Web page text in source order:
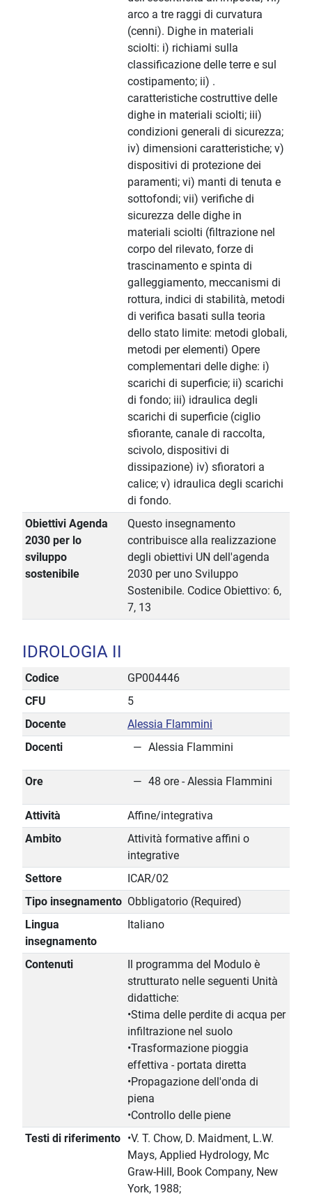
arco a tre raggi di curvatura
(cenni). Dighe in materiali
sciolti: i) richiami sulla
classificazione delle terre e sul
costipamento; ii) .
caratteristiche costruttive delle
dighe in materiali sciolti; iii)
condizioni generali di sicurezza;
iv) dimensioni caratteristiche; v)
dispositivi di protezione dei
paramenti; vi) manti di tenuta e
sottofondi; vii) verifiche di
sicurezza delle dighe in
materiali sciolti (filtrazione nel
corpo del rilevato, forze di
trascinamento e spinta di
galleggiamento, meccanismi di
rottura, indici di stabilità, metodi
di verifica basati sulla teoria
dello stato limite: metodi globali,
metodi per elementi) Opere
complementari delle dighe: i)
scarichi di superficie; ii) scarichi
di fondo; iii) idraulica degli
scarichi di superficie (ciglio
sfiorante, canale di raccolta,
scivolo, dispositivi di
dissipazione) iv) sfioratori a
calice; v) idraulica degli scarichi
di fondo.
Obiettivi Agenda
2030 per lo
sviluppo
sostenibile
Questo insegnamento
contribuisce alla realizzazione
degli obiettivi UN dell'agenda
2030 per uno Sviluppo
Sostenibile. Codice Obiettivo: 6,
7, 13
IDROLOGIA II
Codice
GP004446
CFU
5
Docente
Alessia Flammini
Docenti
Alessia Flammini
Ore 48 ore - Alessia Flammini
Attività
Affine/integrativa
Ambito
Attività formative affini o
integrative
Settore
ICAR/02
Tipo insegnamento Obbligatorio (Required)
Lingua
insegnamento
Italiano
Contenuti
Il programma del Modulo è
strutturato nelle seguenti Unità
didattiche:
•Stima delle perdite di acqua per
infiltrazione nel suolo
•Trasformazione pioggia
effettiva - portata diretta
•Propagazione dell'onda di
piena
•Controllo delle piene
Testi di riferimento •V. T. Chow, D. Maidment, L.W.
Mays, Applied Hydrology, Mc
Graw-Hill, Book Company, New
York, 1988;